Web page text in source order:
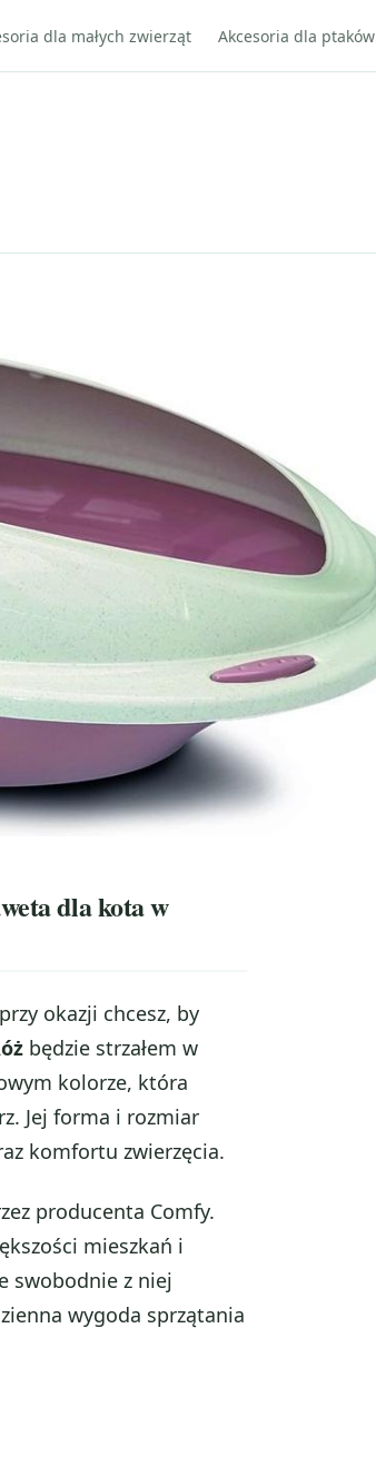
dla małych zwierząt Akcesoria dla ptaków
dla kota w
okazji chcesz, by
będzie strzałem w
kolorze, która
Jej forma i rozmiar
komfortu zwierzęcia.
producenta Comfy.
mieszkań i
swobodnie z niej
wygoda sprzątania